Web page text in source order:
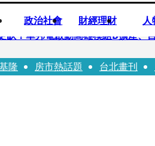
政治社會 財經理財 人
缺！華邦電啟動高雄模組B擴產、
婚台玻千金！14年豪門婚碎原因
隆 房市熱話題 台北畫刊